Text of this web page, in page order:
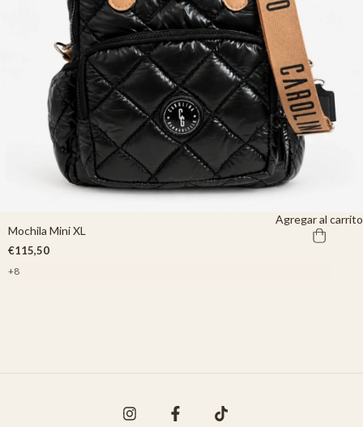
Mochila Mini XL
€115,50
+8
Agregar al carrito